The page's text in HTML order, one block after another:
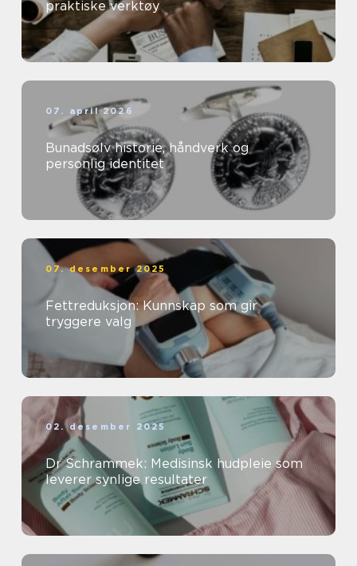
praktiske verktøy
07. april 2026
Bunadsølv historie, håndverk og
personlig identitet
07. desember 2025
Fettreduksjon: Kunnskap som gir
tryggere valg
02. desember 2025
Dr Schrammek: Medisinsk hudpleie som
leverer synlige resultater